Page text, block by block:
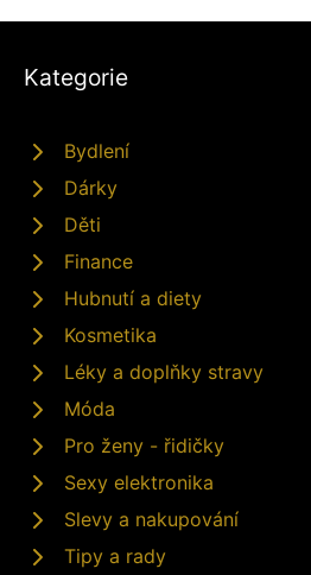
Kategorie
Bydlení
Dárky
Děti
Finance
Hubnutí a diety
Kosmetika
Léky a doplňky stravy
Móda
Pro ženy - řidičky
Sexy elektronika
Slevy a nakupování
Tipy a rady